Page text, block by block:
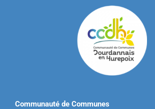
Communauté de Communes